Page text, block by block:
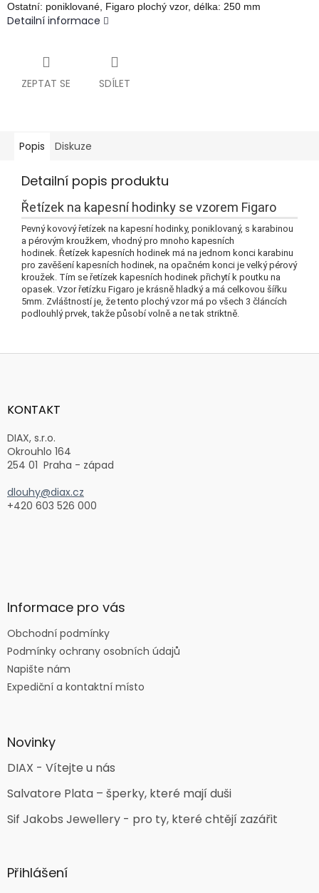
Ostatní: poniklované, Figaro plochý vzor, délka: 250 mm
Detailní informace
ZEPTAT SE SDÍLET
Popis Diskuze
Detailní popis produktu
Řetízek na kapesní hodinky se vzorem Figaro
Pevný kovový řetízek na kapesní hodinky, poniklovaný, s karabinou
a pérovým kroužkem, vhodný pro mnoho kapesních
hodinek. Řetízek kapesních hodinek má na jednom konci karabinu
pro zavěšení kapesních hodinek, na opačném konci je velký pérový
kroužek. Tím se řetízek kapesních hodinek přichytí k poutku na
opasek. Vzor řetízku Figaro je krásně hladký a má celkovou šířku
5mm. Zvláštností je, že tento plochý vzor má po všech 3 článcích
podlouhlý prvek, takže působí volně a ne tak striktně.
Z
aKONTAKT
DIAX, s.r.o.
Okrouhlo 164
254 01 Praha - západ
dlouhy@diax.cz
+420 603 526 000
Informace pro vás
Obchodní podmínky
Podmínky ochrany osobních údajů
Napište nám
Expediční a kontaktní místo
Novinky
DIAX - Vítejte u nás
Salvatore Plata – šperky, které mají duši
Sif Jakobs Jewellery - pro ty, které chtějí zazářit
Přihlášení